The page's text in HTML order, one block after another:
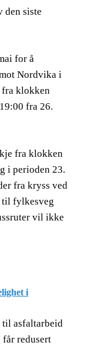
den siste
for å
Nordvika i
fra klokken
fra 26.
fra klokken
i perioden 23.
fra kryss ved
fylkesveg
vil ikke
i
til asfaltarbeid
får redusert